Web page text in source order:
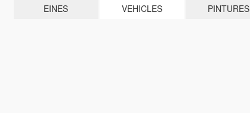
EINES VEHICLES PINTURES